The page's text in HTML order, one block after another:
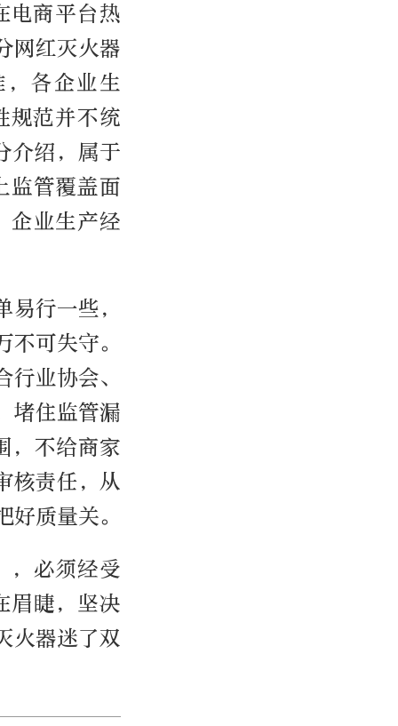
电商平台热
网红灭火器
各企业生
规范并不统
介绍，属于
监管覆盖面
业生产经
行一些，
可失守。
业协会、
堵住监管漏
，不给商家
核责任，从
质量关。
必须经受
睫，坚决
火器迷了双